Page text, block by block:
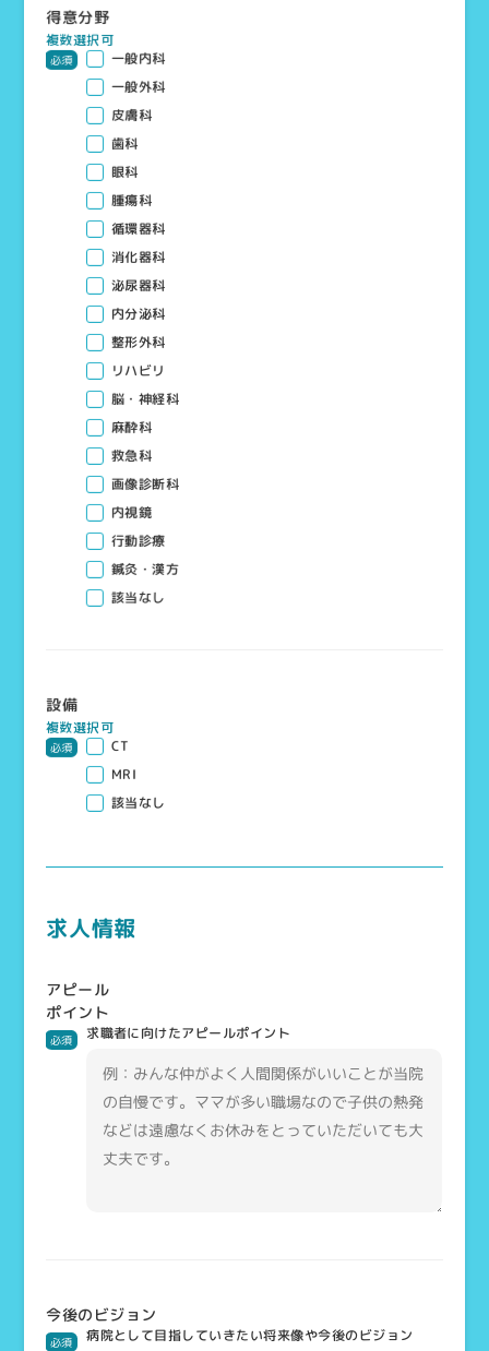
得意分野
複数選択可
必須
一般内科
一般外科
皮膚科
歯科
眼科
腫瘍科
循環器科
消化器科
泌尿器科
内分泌科
整形外科
リハビリ
脳・神経科
麻酔科
救急科
画像診断科
内視鏡
行動診療
鍼灸・漢方
該当なし
設備
複数選択可
必須 CT
MRI
該当なし
求人情報
アピール
ポイント
必須 求職者に向けたアピールポイント
今後のビジョン
必須 病院として目指していきたい将来像や今後のビジョン